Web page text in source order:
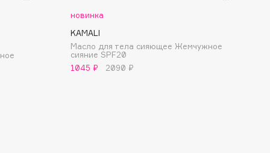
новинка
KAMALI
Масло для тела сияющее Жемчужное
сияние SPF20
1045 ₽
2090 ₽